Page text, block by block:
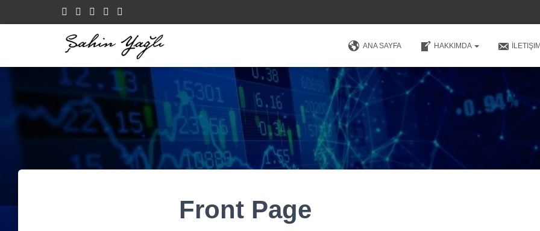
ANA SAYFA HAKKIMDA
Front Page